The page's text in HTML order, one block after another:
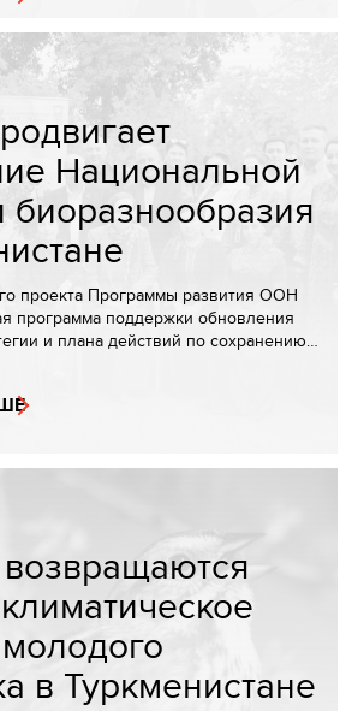
Национальной
биоразнообразия
проекта Программы развития ООН
программа поддержки обновления
и плана действий по сохранению…
в Туркменистане